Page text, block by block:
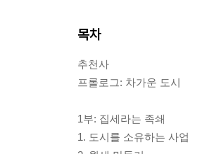
목차
추천사
프롤로그: 차가운 도시
1부: 집세라는 족쇄
1. 도시를 소유하는 사업